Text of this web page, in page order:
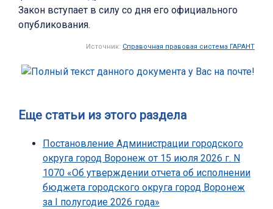
Закон вступает в силу со дня его официального
опубликования.
Источник: Справочная правовая система ГАРАНТ
Еще статьи из этого раздела
Постановление Администрации городского
округа город Воронеж от 15 июля 2026 г. N
1070 «Об утверждении отчета об исполнении
бюджета городского округа город Воронеж
за I полугодие 2026 года»